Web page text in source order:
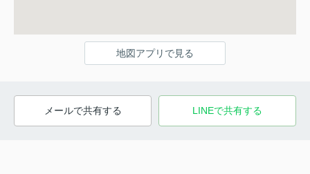
地図アプリで見る
メールで共有する LINEで共有する